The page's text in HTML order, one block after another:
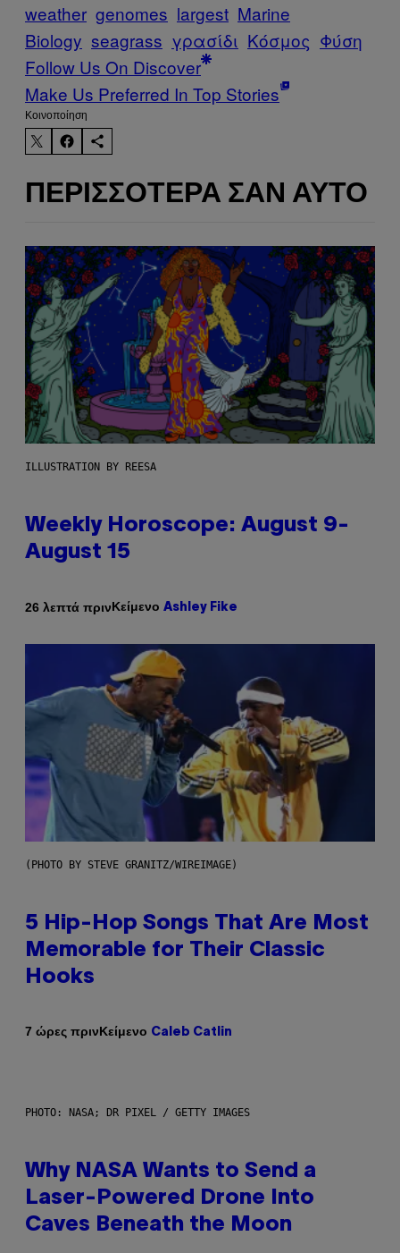
weather genomes largest Marine
Biology seagrass γρασίδι Κόσμος Φύση
Follow Us On Discover
Make Us Preferred In Top Stories
Kοινοποίηση
ΠΕΡΙΣΣΌΤΕΡΑ ΣΑΝ ΑΥΤΌ
ILLUSTRATION BY REESA
Weekly Horoscope: August 9-
August 15
26 λεπτά πρινΚείμενο Ashley Fike
(PHOTO BY STEVE GRANITZ/WIREIMAGE)
5 Hip-Hop Songs That Are Most
Memorable for Their Classic
Hooks
7 ώρες πρινΚείμενο Caleb Catlin
PHOTO: NASA; DR PIXEL / GETTY IMAGES
Why NASA Wants to Send a
Laser-Powered Drone Into
Caves Beneath the Moon